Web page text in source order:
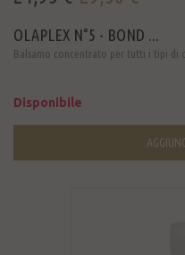
OLAPLEX N°5 - BOND ...
Balsamo concentrato per tutti i tipi di
Disponibile